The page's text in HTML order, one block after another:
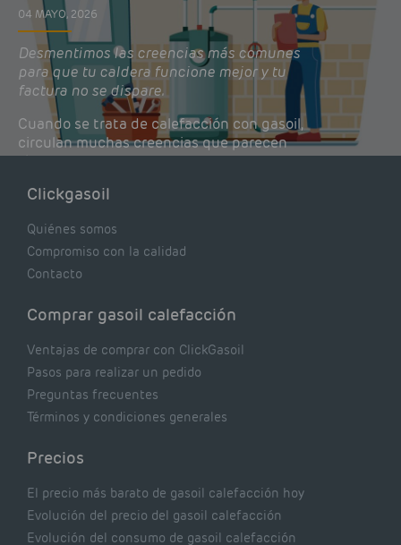
04 MAYO, 2026
Desmentimos las creencias más comunes
para que tu caldera funcione mejor y tu
factura no se dispare.
Cuando se trata de calefacción con gasoil,
circulan muchas creencias que parecen
lógicas pero que, en realidad, pueden estar
de tu caldera. Pocas se contrastan con lo que
Clickgasoil
Quiénes somos
Compromiso con la calidad
Contacto
Comprar gasoil calefacción
Ventajas de comprar con ClickGasoil
Pasos para realizar un pedido
Preguntas frecuentes
Términos y condiciones generales
Precios
El precio más barato de gasoil calefacción hoy
Evolución del precio del gasoil calefacción
Evolución del consumo de gasoil calefacción